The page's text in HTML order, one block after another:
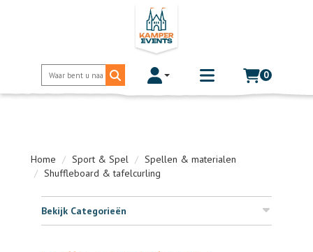
Toggle account dropdown
Toggle
mobile
0
Home Sport & Spel
Spellen & materialen
Shuffleboard & tafelcurling
Bekijk Categorieën